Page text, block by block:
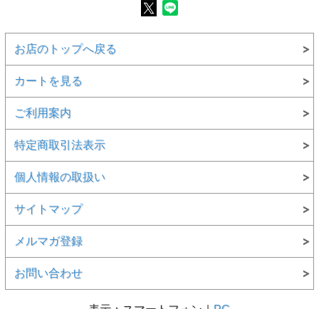
お店のトップへ戻る
カートを見る
ご利用案内
特定商取引法表示
個人情報の取扱い
サイトマップ
メルマガ登録
お問い合わせ